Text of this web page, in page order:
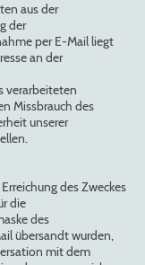
aus der
der
per E-Mail liegt
an der
verarbeiteten
Missbrauch des
unserer
des Zweckes
die
des
übersandt wurden,
mit dem